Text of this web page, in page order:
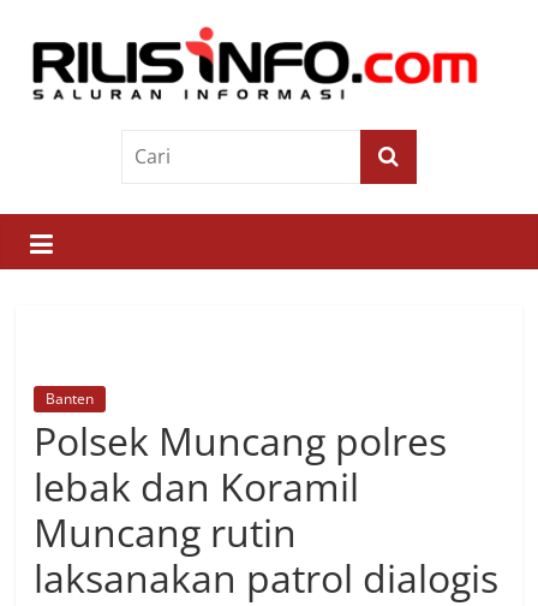
contentRilis
Saluran
Informasi
Banten
Polsek Muncang polres
lebak dan Koramil
Muncang rutin
laksanakan patrol dialogis